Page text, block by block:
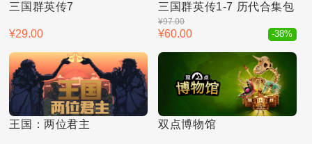
三国群英传7
¥29.00
三国群英传1-7 历代合集包
¥97.00
¥60.00 -38%
王国：两位君主 双点博物馆